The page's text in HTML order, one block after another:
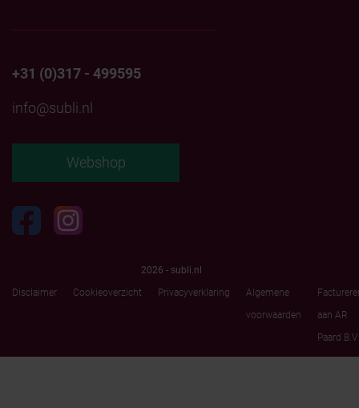
+31 (0)317 - 499595
info@subli.nl
Webshop
2026 - subli.nl
Disclaimer
Cookieoverzicht Privacyverklaring
Algemene
voorwaarden
aan AR
Paard B.V